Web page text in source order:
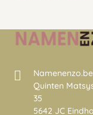
Namenenzo.be
Quinten
35
5642 JC